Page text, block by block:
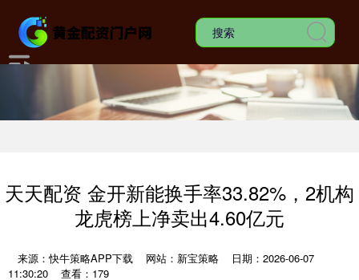
天天配资 金开新能换手率33.82%，2机构
龙虎榜上净卖出4.60亿元
来源：快牛策略APP下载 网站：新宝策略
日期：2026-06-07
11:30:20
查看：179